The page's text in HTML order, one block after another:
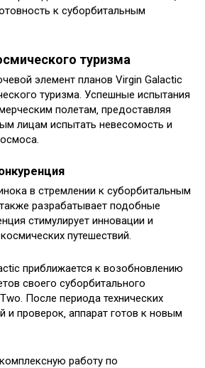
к суборбитальным
туризма
элемент планов Virgin Galactic
туризма. Успешные испытания
полетам‚ предоставляя
лицам испытать невесомость и
в стремлении к суборбитальным
разрабатывает подобные
стимулирует инновации и
путешествий.
приближается к возобновлению
своего суборбитального
После периода технических
и проверок‚ аппарат готов к новым
работу по